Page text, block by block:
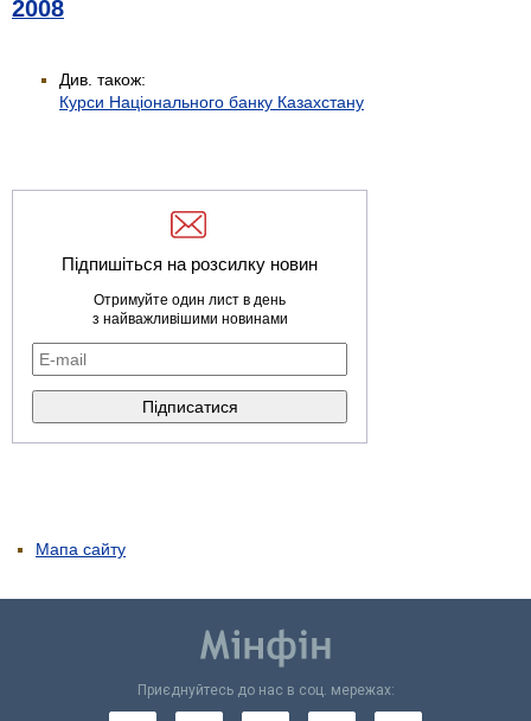
2008
Див. також:
Курси Національного банку Казахстану
Підпишіться на розсилку новин
Отримуйте один лист в день
з найважливішими новинами
Мапа сайту
Приєднуйтесь до нас в соц. мережах: